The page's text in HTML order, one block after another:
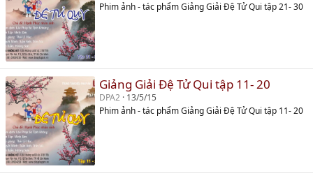
Phim ảnh - tác phẩm Giảng Giải Đệ Tử Qui tập 21- 30
Giảng Giải Đệ Tử Qui tập 11- 20
DPA2 13/5/15
Phim ảnh - tác phẩm Giảng Giải Đệ Tử Qui tập 11- 20